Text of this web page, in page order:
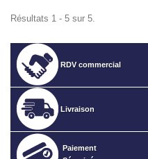
Résultats 1 - 5 sur 5.
RDV commercial
Livraison
Paiement